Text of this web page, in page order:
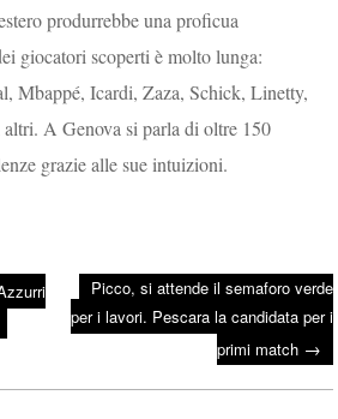
produrrebbe una proficua
giocatori scoperti è molto lunga:
Mbappé, Icardi, Zaza, Schick, Linetty,
A Genova si parla di oltre 150
grazie alle sue intuizioni.
Picco, si attende il semaforo verde
per i lavori. Pescara la candidata per i
primi match →